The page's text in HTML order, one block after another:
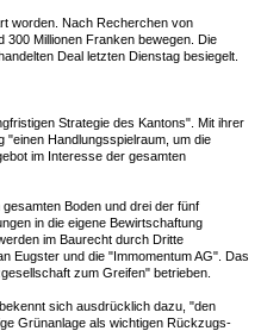
worden. Nach Recherchen von
Millionen Franken bewegen. Die
Deal letzten Dienstag besiegelt.
Strategie des Kantons". Mit ihrer
"einen Handlungsspielraum, um die
im Interesse der gesamten
Boden und drei der fünf
in die eigene Bewirtschaftung
im Baurecht durch Dritte
Eugster und die "Immomentum AG". Das
zum Greifen" betrieben.
sich ausdrücklich dazu, "den
Grünanlage als wichtigen Rückzugs-